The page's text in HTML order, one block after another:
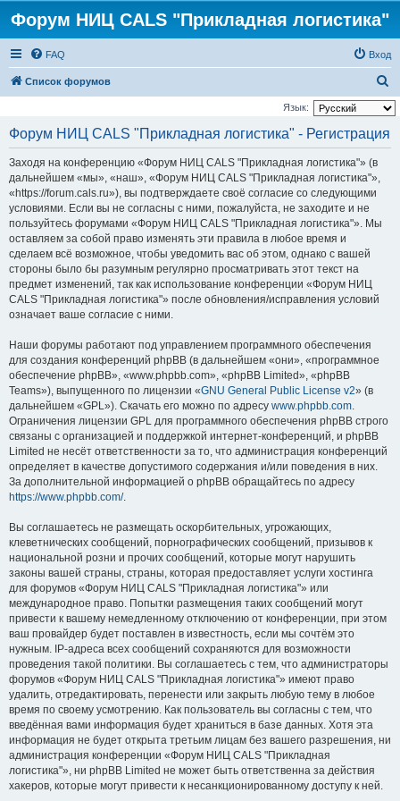
Форум НИЦ CALS "Прикладная логистика"
FAQ Вход
Список форумов
о
Язык:
Форум НИЦ CALS "Прикладная логистика" - Регистрация
Заходя на конференцию «Форум НИЦ CALS "Прикладная логистика"» (в
дальнейшем «мы», «наш», «Форум НИЦ CALS "Прикладная логистика"»,
«https://forum.cals.ru»), вы подтверждаете своё согласие со следующими
условиями. Если вы не согласны с ними, пожалуйста, не заходите и не
пользуйтесь форумами «Форум НИЦ CALS "Прикладная логистика"». Мы
оставляем за собой право изменять эти правила в любое время и
сделаем всё возможное, чтобы уведомить вас об этом, однако с вашей
стороны было бы разумным регулярно просматривать этот текст на
предмет изменений, так как использование конференции «Форум НИЦ
CALS "Прикладная логистика"» после обновления/исправления условий
означает ваше согласие с ними.
Наши форумы работают под управлением программного обеспечения
для создания конференций phpBB (в дальнейшем «они», «программное
обеспечение phpBB», «www.phpbb.com», «phpBB Limited», «phpBB
Teams»), выпущенного по лицензии «GNU General Public License v2» (в
дальнейшем «GPL»). Скачать его можно по адресу www.phpbb.com.
Ограничения лицензии GPL для программного обеспечения phpBB строго
связаны с организацией и поддержкой интернет-конференций, и phpBB
Limited не несёт ответственности за то, что администрация конференций
определяет в качестве допустимого содержания и/или поведения в них.
За дополнительной информацией о phpBB обращайтесь по адресу
https://www.phpbb.com/.
Вы соглашаетесь не размещать оскорбительных, угрожающих,
клеветнических сообщений, порнографических сообщений, призывов к
национальной розни и прочих сообщений, которые могут нарушить
законы вашей страны, страны, которая предоставляет услуги хостинга
для форумов «Форум НИЦ CALS "Прикладная логистика"» или
международное право. Попытки размещения таких сообщений могут
привести к вашему немедленному отключению от конференции, при этом
ваш провайдер будет поставлен в известность, если мы сочтём это
нужным. IP-адреса всех сообщений сохраняются для возможности
проведения такой политики. Вы соглашаетесь с тем, что администраторы
форумов «Форум НИЦ CALS "Прикладная логистика"» имеют право
удалить, отредактировать, перенести или закрыть любую тему в любое
время по своему усмотрению. Как пользователь вы согласны с тем, что
введённая вами информация будет храниться в базе данных. Хотя эта
информация не будет открыта третьим лицам без вашего разрешения, ни
администрация конференции «Форум НИЦ CALS "Прикладная
логистика"», ни phpBB Limited не может быть ответственна за действия
хакеров, которые могут привести к несанкционированному доступу к ней.